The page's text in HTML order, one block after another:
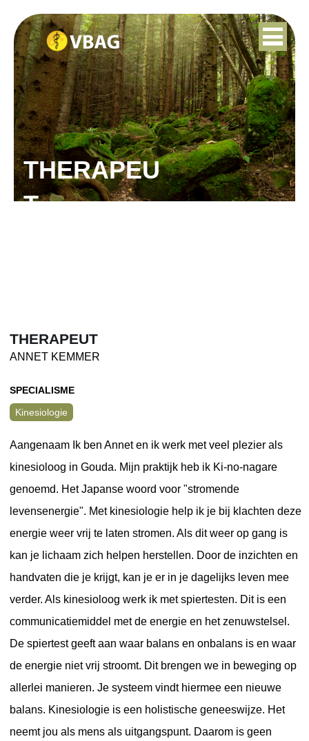
THERAPEU
T
THERAPEUT
ANNET KEMMER
SPECIALISME
Kinesiologie
Aangenaam Ik ben Annet en ik werk met veel plezier als
kinesioloog in Gouda. Mijn praktijk heb ik Ki-no-nagare
genoemd. Het Japanse woord voor "stromende
levensenergie". Met kinesiologie help ik je bij klachten deze
energie weer vrij te laten stromen. Als dit weer op gang is
kan je lichaam zich helpen herstellen. Door de inzichten en
handvaten die je krijgt, kan je er in je dagelijks leven mee
verder. Als kinesioloog werk ik met spiertesten. Dit is een
communicatiemiddel met de energie en het zenuwstelsel.
De spiertest geeft aan waar balans en onbalans is en waar
de energie niet vrij stroomt. Dit brengen we in beweging op
allerlei manieren. Je systeem vindt hiermee een nieuwe
balans. Kinesiologie is een holistische geneeswijze. Het
neemt jou als mens als uitgangspunt. Daarom is geen